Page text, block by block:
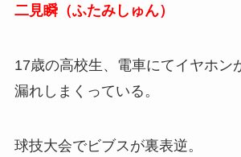
二見瞬（ふたみしゅん）
17歳の高校生、電車にてイヤホン
漏れしまくっている。
球技大会でビブスが裏表逆。